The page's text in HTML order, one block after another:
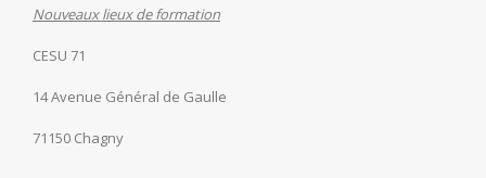
Nouveaux lieux de formation
CESU 71
14 Avenue Général de Gaulle
71150 Chagny